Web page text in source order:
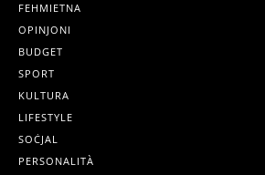
FEHMIETNA
OPINJONI
BUDGET
SPORT
KULTURA
LIFESTYLE
SOĊJAL
PERSONALITÀ